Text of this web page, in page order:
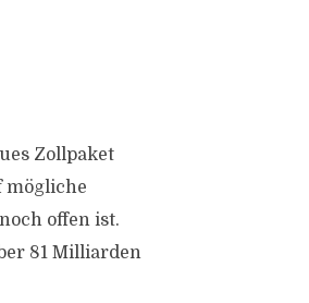
Zollpaket
mögliche
offen ist.
81 Milliarden